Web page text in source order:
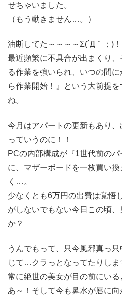
せちゃいました。
（もう動きません…。）
油断してた～～～～Σ(´Д｀；)！
最近頻繁に不具合が出まくり
る作業を強いられ、いつの間
ら作業開始！』という大前提
ね。
今月はアパートの更新もあり
っていうのに！！
PCの内部構成が『1世代前の
に、マザーボードを一枚買い
く…。
少なくとも6万円の出費は覚悟
がしないでもない今日この頃
か？
うんでもって、只今風邪真っ
じて…クラっとなってたりしま
常に絶世の美女が目の前にいる
あ～！そして今も鼻水が唇に向